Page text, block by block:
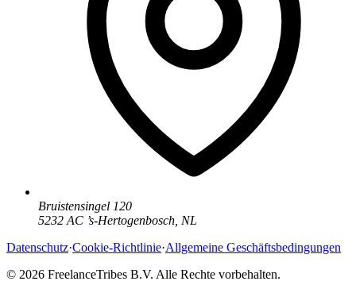
Bruistensingel 120
5232 AC ’s-Hertogenbosch NL
Datenschutz·Cookie-Richtlinie·Allgemeine Geschäftsbedingungen
© 2026 FreelanceTribes B.V. Alle Rechte vorbehalten.